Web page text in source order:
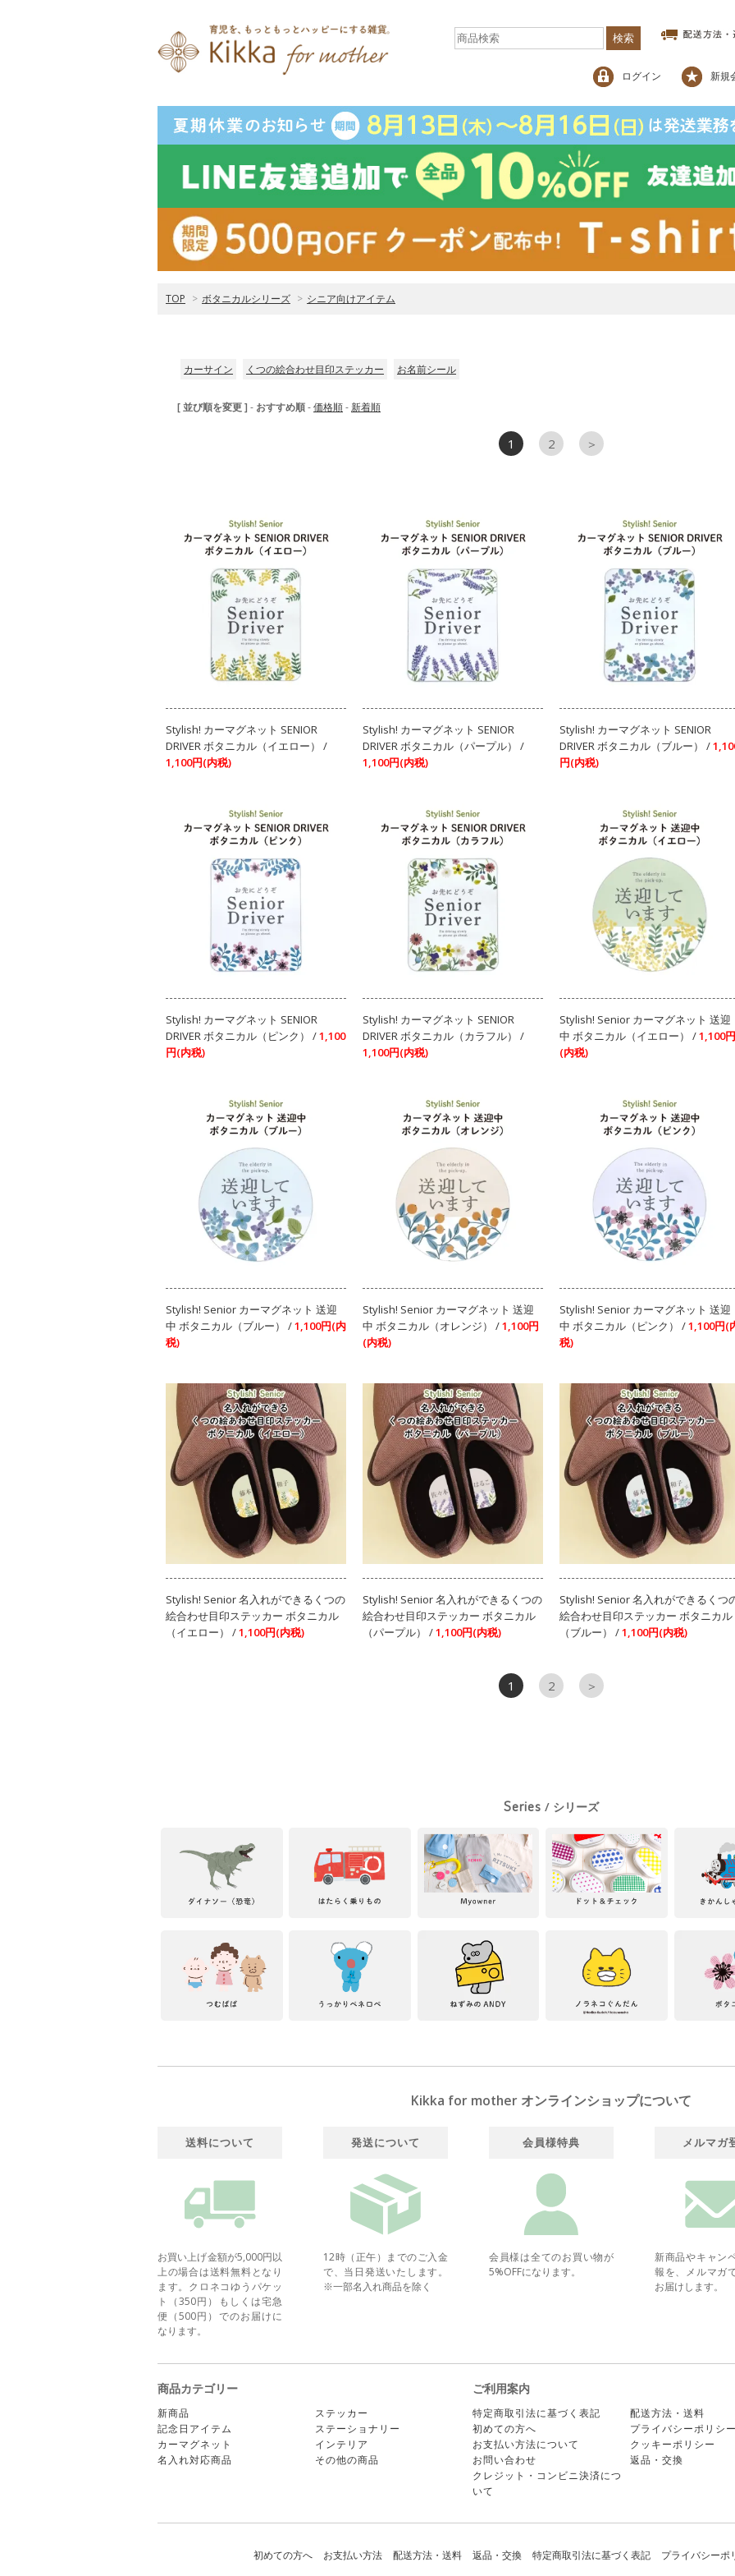
検索
ログイン 新規
TOP > ボタニカルシリーズ > シニア向けアイテム
カーサイン くつの絵合わせ目印ステッカー お名前シール
[ 並び順を変更 ] - おすすめ順-価格順-新着順
1 2 ＞
Stylish! カーマグネット SENIOR
DRIVER ボタニカル（イエロー） /
1,100円(内税)
Stylish! カーマグネット SENIOR
DRIVER ボタニカル（パープル） /
1,100円(内税)
Stylish! カーマグネット SENIOR
DRIVER ボタニカル（ブルー） /
円(内税)
Stylish! カーマグネット SENIOR
DRIVER ボタニカル（ピンク） /1,100
円(内税)
Stylish! カーマグネット SENIOR
DRIVER ボタニカル（カラフル） /
1,100円(内税)
Stylish! Senior カーマグネット 送迎
中 ボタニカル（イエロー） /1,100円
(内税)
Stylish! Senior カーマグネット 送迎
中 ボタニカル（ブルー） /1,100円(内
税)
Stylish! Senior カーマグネット 送迎
中 ボタニカル（オレンジ） /1,100円
(内税)
Stylish! Senior カーマグネット 送迎
中 ボタニカル（ピンク） /1,100円(
税)
Stylish! Senior 名入れができるくつの
絵合わせ目印ステッカー ボタニカル
（イエロー） /1,100円(内税)
Stylish! Senior 名入れができるくつの
絵合わせ目印ステッカー ボタニカル
（パープル） /1,100円(内税)
Stylish! Senior 名入れができるくつ
絵合わせ目印ステッカー ボタニカル
（ブルー） /1,100円(内税)
1 2 ＞
Series / シリーズ
Kikka for mother オンラインショップについて
送料について
お買い上げ金額が5,000円以
上の場合は送料無料となり
ます。クロネコゆうパケッ
ト（350円）もしくは宅急
便（500円）でのお届けに
なります。
発送について
12時（正午）までのご入金
で、当日発送いたします。
※一部名入れ商品を除く
会員様特典
会員様は全てのお買い物が
5%OFFになります。
メルマガ
新商品やキャン
報を、メルマガ
お届けします。
商品カテゴリー
新商品
ステッカー
記念日アイテム
ステーショナリー
カーマグネット
インテリア
名入れ対応商品
その他の商品
ご利用案内
特定商取引法に基づく表記
配送方法・送料
初めての方へ
プライバシーポリシ
お支払い方法について
クッキーポリシー
お問い合わせ
返品・交換
クレジット・コンビニ決済につ
いて
初めての方へ お支払い方法 配送方法・送料 返品・交換 特定商取引法に基づく表記 プライバシーポ